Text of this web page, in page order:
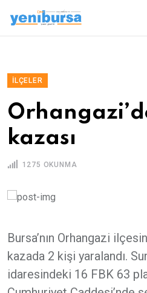
İLÇELER
kazası
1275 OKUNMA
Bursa’nın Orhangazi
kazada 2 kişi yaralandı.
idaresindeki 16 FBK 63